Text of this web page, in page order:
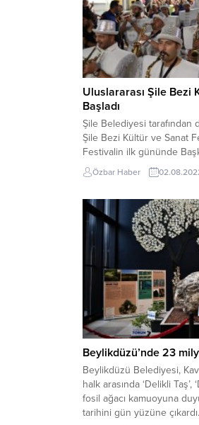
Uluslararası Şile Bezi
Başladı
Şile Belediyesi tarafından
Şile Bezi Kültür ve Sanat
Festivalin ilk gününde
araya gelerek kortej
yürüyüşü boyunca halk
ekipler festival alanı olan
Özbar Haber
Beylikdüzü’nde 23
Beylikdüzü Belediyesi,
halk arasında ‘Delikli Taş’,
fosil ağacı kamuoyuna
tarihini gün yüzüne